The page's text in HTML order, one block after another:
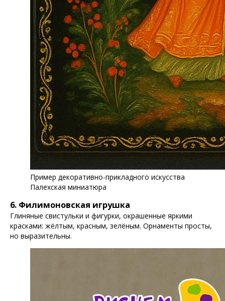
Пример декоративно-прикладного искусства
Палехская миниатюра
6. Филимоновская игрушка
Глиняные свистульки и фигурки, окрашенные яркими
красками: жёлтым, красным, зелёным. Орнаменты просты,
но выразительны.